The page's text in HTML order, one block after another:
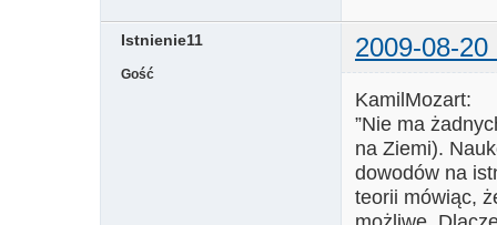
Istnienie11 2009-08-20
Gość
KamilMozart:
”Nie ma
na Ziemi).
dowodów na
teorii mówiąc,